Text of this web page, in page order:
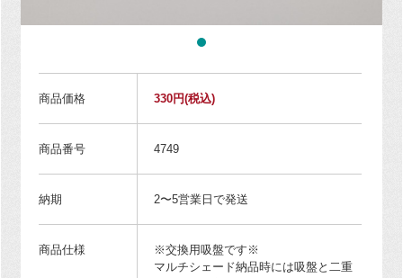
商品価格 330円(税込)
商品番号 4749
納期 2〜5営業日で発送
商品仕様
※交換用吸盤です※
マルチシェード納品時には吸盤と二重